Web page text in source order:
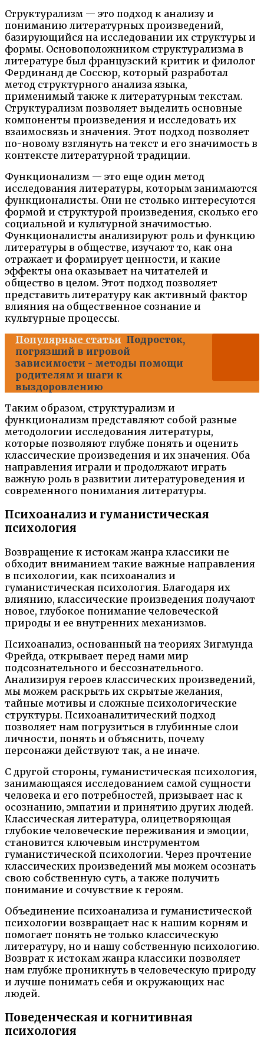
Структурализм — это подход к анализу и
пониманию литературных произведений,
базирующийся на исследовании их структуры и
формы. Основоположником структурализма в
литературе был французский критик и филолог
Фердинанд де Соссюр, который разработал
метод структурного анализа языка,
применимый также к литературным текстам.
Структурализм позволяет выделить основные
компоненты произведения и исследовать их
взаимосвязь и значения. Этот подход позволяет
по-новому взглянуть на текст и его значимость в
контексте литературной традиции.
Функционализм — это еще один метод
исследования литературы, которым занимаются
функционалисты. Они не столько интересуются
формой и структурой произведения, сколько его
социальной и культурной значимостью.
Функционалисты анализируют роль и функцию
литературы в обществе, изучают то, как она
отражает и формирует ценности, и какие
эффекты она оказывает на читателей и
общество в целом. Этот подход позволяет
представить литературу как активный фактор
влияния на общественное сознание и
культурные процессы.
Популярные статьи Подросток,
погрязший в игровой
зависимости - методы помощи
родителям и шаги к
выздоровлению
Таким образом, структурализм и
функционализм представляют собой разные
методологии исследования литературы,
которые позволяют глубже понять и оценить
классические произведения и их значения. Оба
направления играли и продолжают играть
важную роль в развитии литературоведения и
современного понимания литературы.
Психоанализ и гуманистическая
психология
Возвращение к истокам жанра классики не
обходит вниманием такие важные направления
в психологии, как психоанализ и
гуманистическая психология. Благодаря их
влиянию, классические произведения получают
новое, глубокое понимание человеческой
природы и ее внутренних механизмов.
Психоанализ, основанный на теориях Зигмунда
Фрейда, открывает перед нами мир
подсознательного и бессознательного.
Анализируя героев классических произведений,
мы можем раскрыть их скрытые желания,
тайные мотивы и сложные психологические
структуры. Психоаналитический подход
позволяет нам погрузиться в глубинные слои
личности, понять и объяснить, почему
персонажи действуют так, а не иначе.
С другой стороны, гуманистическая психология,
занимающаяся исследованием самой сущности
человека и его потребностей, призывает нас к
осознанию, эмпатии и принятию других людей.
Классическая литература, олицетворяющая
глубокие человеческие переживания и эмоции,
становится ключевым инструментом
гуманистической психологии. Через прочтение
классических произведений мы можем осознать
свою собственную суть, а также получить
понимание и сочувствие к героям.
Объединение психоанализа и гуманистической
психологии возвращает нас к нашим корням и
помогает понять не только классическую
литературу, но и нашу собственную психологию.
Возврат к истокам жанра классики позволяет
нам глубже проникнуть в человеческую природу
и лучше понимать себя и окружающих нас
людей.
Поведенческая и когнитивная
психология